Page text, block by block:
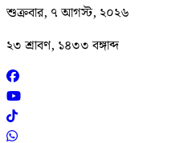
শুক্রবার, ৭ আগস্ট, ২০২৬
২৩ শ্রাবণ, ১৪৩৩ বঙ্গাব্দ